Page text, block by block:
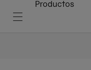
Productos